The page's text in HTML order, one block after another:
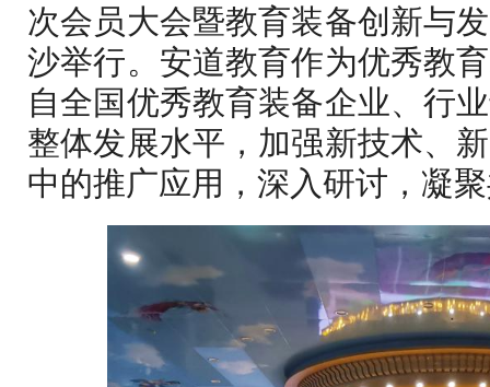
次会员大会暨教育装备创新与
沙举行。安道教育作为优秀教
自全国优秀教育装备企业、行
整体发展水平，加强新技术、
中的推广应用，深入研讨，凝